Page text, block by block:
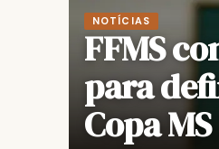
Diário do
NOTÍCIAS
FFMS
para
Copa